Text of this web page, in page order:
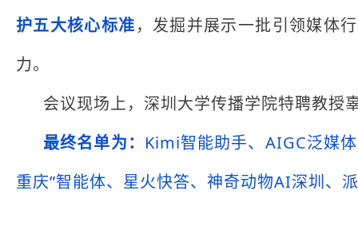
护五大核心标准，发掘并展示一批引领媒体
力。
会议现场上，深圳大学传播学院特聘教授
最终名单为： Kimi智能助手、AIGC泛媒
重庆”智能体、星火快答、神奇动物AI深圳、